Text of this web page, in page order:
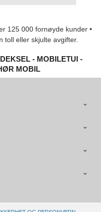
125 000 fornøyde kunder •
toll eller skjulte avgifter.
- MOBILETUI -
MOBIL